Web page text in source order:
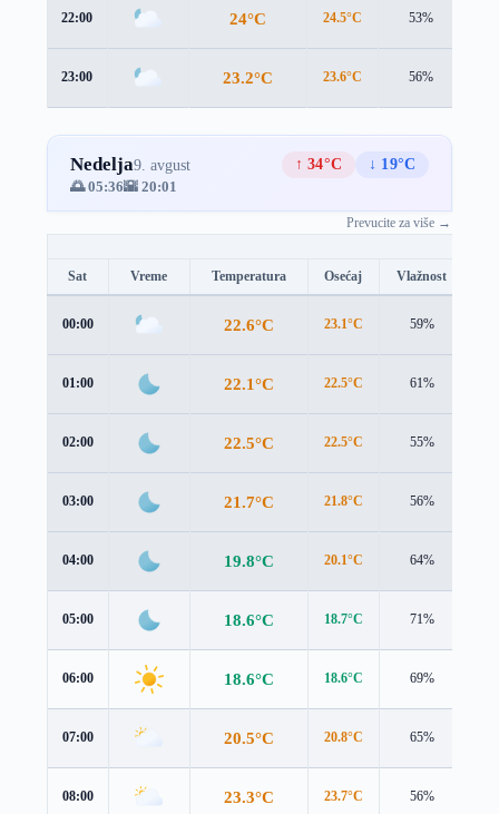
22:00 24°C 24.5°C 53%
23:00 23.2°C 23.6°C 56%
Nedelja9. avgust ↑ 34°C
↓ 19°C
🌅 05:36🌇 20:01
Prevucite za više →
Sat Vreme Temperatura Osećaj Vlažnost
00:00 22.6°C 23.1°C 59%
01:00 22.1°C 22.5°C 61%
02:00 22.5°C 22.5°C 55%
03:00 21.7°C 21.8°C 56%
04:00 19.8°C 20.1°C 64%
05:00 18.6°C 18.7°C 71%
06:00 18.6°C 18.6°C 69%
07:00 20.5°C 20.8°C 65%
08:00 23.3°C 23.7°C 56%